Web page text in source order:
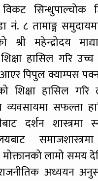
सिन्धुपाल्चोक
नं. ८ तामाङ्ग
श्री महेन्द्रोदय
हासिल गरि
पिपुल क्याम्पस
शिक्षा हासिल गरि
सफल्ता
दर्शन शास्त्रमा
मोक्तानको लामो समय
अध्ययन